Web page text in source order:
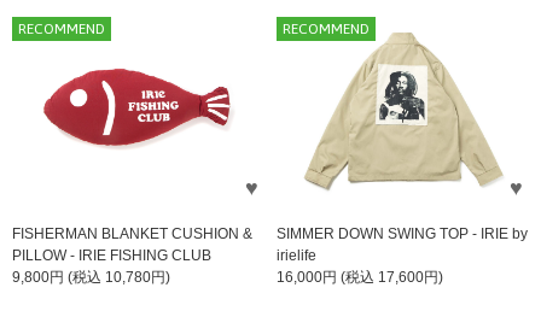
RECOMMEND
FISHERMAN BLANKET CUSHION &
PILLOW - IRIE FISHING CLUB
9,800円 (税込 10,780円)
RECOMMEND
SIMMER DOWN SWING TOP - IRIE by
irielife
16,000円 (税込 17,600円)